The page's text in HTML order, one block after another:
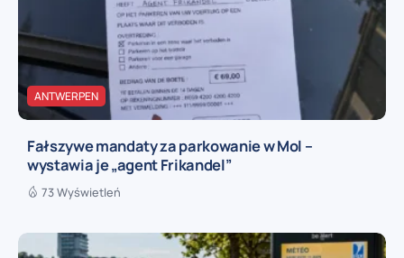
ANTWERPEN
Fałszywe mandaty za parkowanie w Mol –
wystawia je „agent Frikandel”
73 Wyświetleń